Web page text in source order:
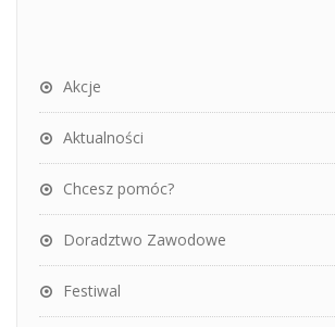
Akcje
Aktualności
Chcesz pomóc?
Doradztwo Zawodowe
Festiwal